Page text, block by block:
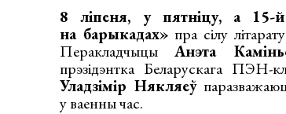
8 ліпеня, у пятніцу, а 15-й
на барыкадах» пра сілу
ПеракладчыцыАнэта
прэзідэнтка Беларускага ПЭН-
Уладзімір Някляеў
у ваенны час.